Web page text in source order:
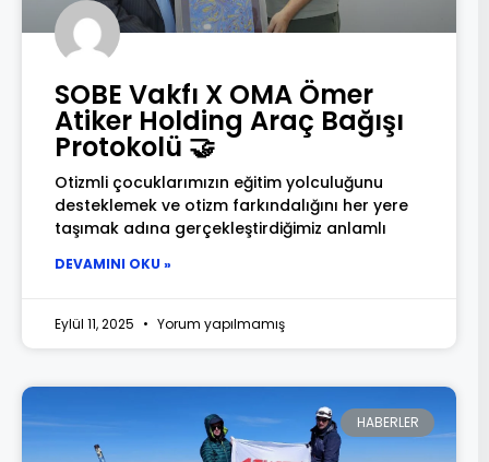
SOBE Vakfı X OMA Ömer
Atiker Holding Araç Bağışı
Protokolü 🤝
Otizmli çocuklarımızın eğitim yolculuğunu
desteklemek ve otizm farkındalığını her yere
taşımak adına gerçekleştirdiğimiz anlamlı
DEVAMINI OKU »
Eylül 11, 2025 Yorum yapılmamış
HABERLER